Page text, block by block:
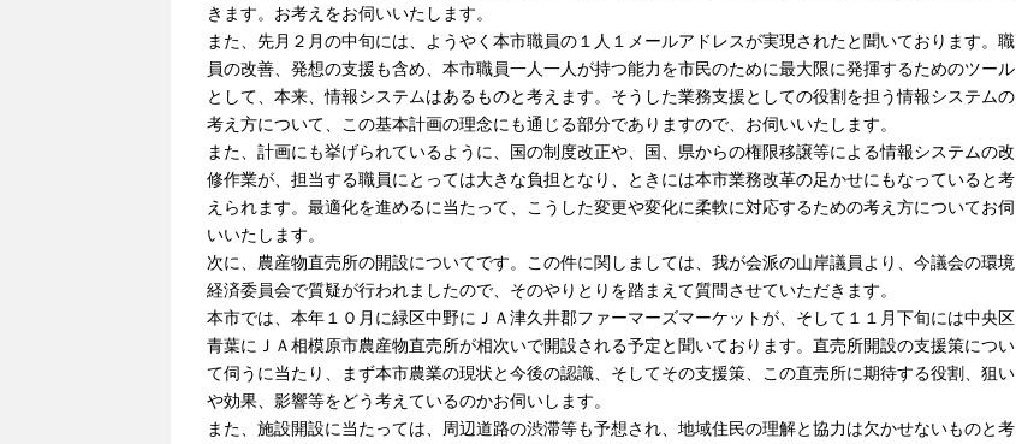
きます。お考えをお伺いいたします。
また、先月２月の中旬には、ようやく本市職員の１人１メールアドレスが実現されたと聞いております。職
員の改善、発想の支援も含め、本市職員一人一人が持つ能力を市民のために最大限に発揮するためのツール
として、本来、情報システムはあるものと考えます。そうした業務支援としての役割を担う情報システムの
考え方について、この基本計画の理念にも通じる部分でありますので、お伺いいたします。
また、計画にも挙げられているように、国の制度改正や、国、県からの権限移譲等による情報システムの改
修作業が、担当する職員にとっては大きな負担となり、ときには本市業務改革の足かせにもなっていると考
えられます。最適化を進めるに当たって、こうした変更や変化に柔軟に対応するための考え方についてお伺
いいたします。
次に、農産物直売所の開設についてです。この件に関しましては、我が会派の山岸議員より、今議会の環境
経済委員会で質疑が行われましたので、そのやりとりを踏まえて質問させていただきます。
本市では、本年１０月に緑区中野にＪＡ津久井郡ファーマーズマーケットが、そして１１月下旬には中央区
青葉にＪＡ相模原市農産物直売所が相次いで開設される予定と聞いております。直売所開設の支援策につい
て伺うに当たり、まず本市農業の現状と今後の認識、そしてその支援策、この直売所に期待する役割、狙い
や効果、影響等をどう考えているのかお伺いします。
また、施設開設に当たっては、周辺道路の渋滞等も予想され、地域住民の理解と協力は欠かせないものと考